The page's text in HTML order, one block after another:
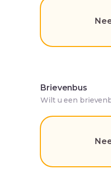
Brievenbus
Wilt u een